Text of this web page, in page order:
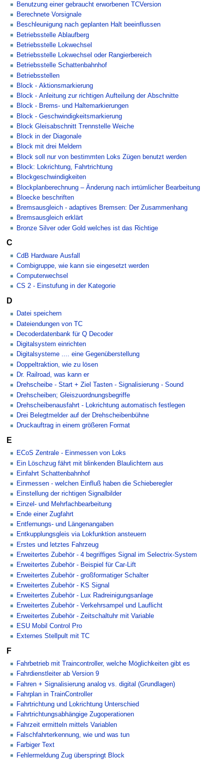
Benutzung einer gebraucht erworbenen TCVersion
Berechnete Vorsignale
Beschleunigung nach geplanten Halt beeinflussen
Betriebsstelle Ablaufberg
Betriebsstelle Lokwechsel
Betriebsstelle Lokwechsel oder Rangierbereich
Betriebsstelle Schattenbahnhof
Betriebsstellen
Block - Aktionsmarkierung
Block - Anleitung zur richtigen Aufteilung der Abschnitte
Block - Brems- und Haltemarkierungen
Block - Geschwindigkeitsmarkierung
Block Gleisabschnitt Trennstelle Weiche
Block in der Diagonale
Block mit drei Meldern
Block soll nur von bestimmten Loks Zügen benutzt werden
Block: Lokrichtung, Fahrtrichtung
Blockgeschwindigkeiten
Blockplanberechnung – Änderung nach irrtümlicher Bearbeitung
Bloecke beschriften
Bremsausgleich - adaptives Bremsen: Der Zusammenhang
Bremsausgleich erklärt
Bronze Silver oder Gold welches ist das Richtige
C
CdB Hardware Ausfall
Combigruppe, wie kann sie eingesetzt werden
Computerwechsel
CS 2 - Einstufung in der Kategorie
D
Datei speichern
Dateiendungen von TC
Decoderdatenbank für Q Decoder
Digitalsystem einrichten
Digitalsysteme .... eine Gegenüberstellung
Doppeltraktion, wie zu lösen
Dr. Railroad, was kann er
Drehscheibe - Start + Ziel Tasten - Signalisierung - Sound
Drehscheiben; Gleiszuordnungsbegriffe
Drehscheibenausfahrt - Lokrichtung automatisch festlegen
Drei Belegtmelder auf der Drehscheibenbühne
Druckauftrag in einem größeren Format
E
ECoS Zentrale - Einmessen von Loks
Ein Löschzug fährt mit blinkenden Blaulichtern aus
Einfahrt Schattenbahnhof
Einmessen - welchen Einfluß haben die Schieberegler
Einstellung der richtigen Signalbilder
Einzel- und Mehrfachbearbeitung
Ende einer Zugfahrt
Entfernungs- und Längenangaben
Entkupplungsgleis via Lokfunktion ansteuern
Erstes und letztes Fahrzeug
Erweitertes Zubehör - 4 begriffiges Signal im Selectrix-System
Erweitertes Zubehör - Beispiel für Car-Lift
Erweitertes Zubehör - großformatiger Schalter
Erweitertes Zubehör - KS Signal
Erweitertes Zubehör - Lux Radreinigungsanlage
Erweitertes Zubehör - Verkehrsampel und Lauflicht
Erweitertes Zubehör - Zeitschaltuhr mit Variable
ESU Mobil Control Pro
Externes Stellpult mit TC
F
Fahrbetrieb mit Traincontroller, welche Möglichkeiten gibt es
Fahrdienstleiter ab Version 9
Fahren + Signalisierung analog vs. digital (Grundlagen)
Fahrplan in TrainController
Fahrtrichtung und Lokrichtung Unterschied
Fahrtrichtungsabhängige Zugoperationen
Fahrzeit ermitteln mittels Variablen
Falschfahrterkennung, wie und was tun
Farbiger Text
Fehlermeldung Zug überspringt Block